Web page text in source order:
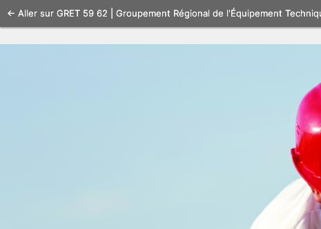
Se
connecter
← Aller sur GRET 59 62 | Groupement Régional de l'Équipement